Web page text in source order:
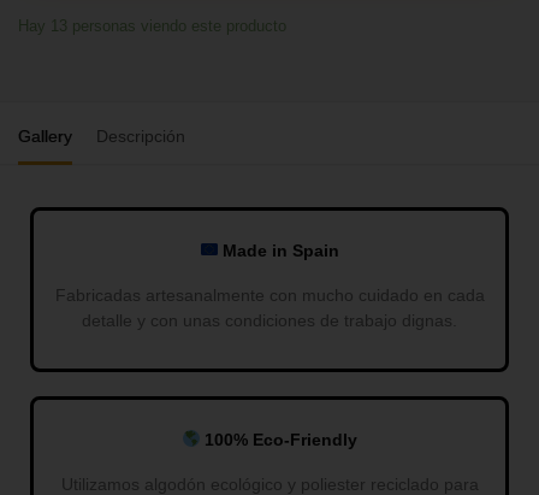
Hay 13 personas viendo este producto
Gallery Descripción
Made in Spain
Fabricadas artesanalmente con mucho cuidado en cada
detalle y con unas condiciones de trabajo dignas.
100% Eco-Friendly
Utilizamos algodón ecológico y poliester reciclado para